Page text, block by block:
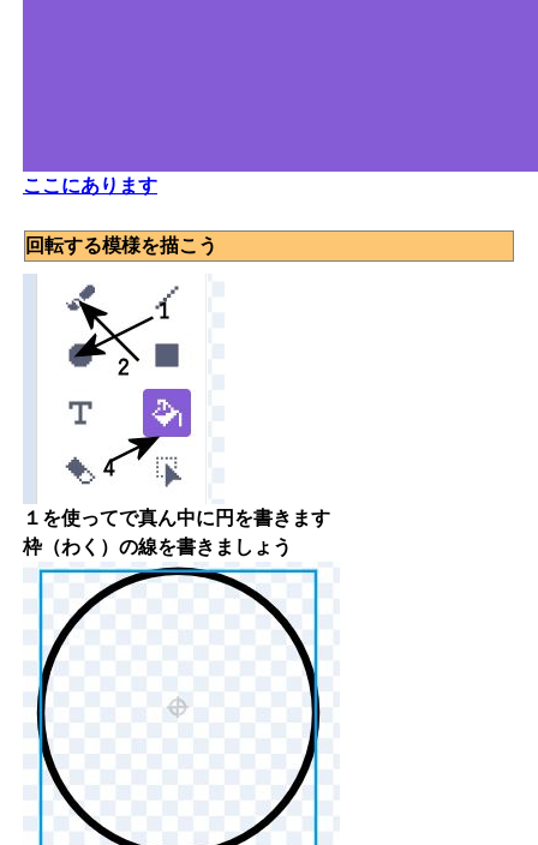
ここにあります
回転する模様を描こう
１を使ってで真ん中に円を書きます
枠（わく）の線を書きましょう